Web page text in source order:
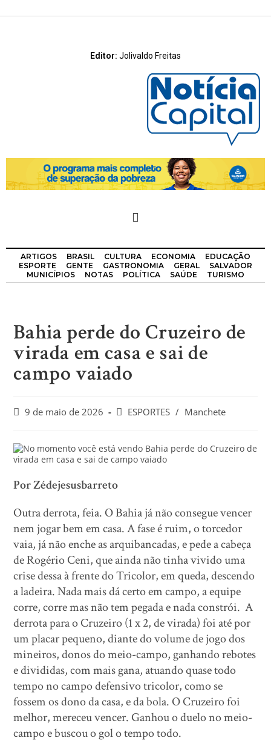
Editor: Jolivaldo Freitas
ARTIGOS BRASIL CULTURA ECONOMIA
EDUCAÇÃO
ESPORTE
GENTE GASTRONOMIA GERAL
SALVADOR
MUNICÍPIOS
NOTAS POLÍTICA SAÚDE TURISMO
Bahia perde do Cruzeiro de
virada em casa e sai de
campo vaiado
9 de maio de 2026 ESPORTES / Manchete
Por Zédejesusbarreto
Outra derrota, feia. O Bahia já não consegue vencer
nem jogar bem em casa. A fase é ruim, o torcedor
vaia, já não enche as arquibancadas, e pede a cabeça
de Rogério Ceni, que ainda não tinha vivido uma
crise dessa à frente do Tricolor, em queda, descendo
a ladeira. Nada mais dá certo em campo, a equipe
corre, corre mas não tem pegada e nada constrói. A
derrota para o Cruzeiro (1 x 2, de virada) foi até por
um placar pequeno, diante do volume de jogo dos
mineiros, donos do meio-campo, ganhando rebotes
e divididas, com mais gana, atuando quase todo
tempo no campo defensivo tricolor, como se
fossem os dono da casa, e da bola. O Cruzeiro foi
melhor, mereceu vencer. Ganhou o duelo no meio-
campo e buscou o gol o tempo todo.